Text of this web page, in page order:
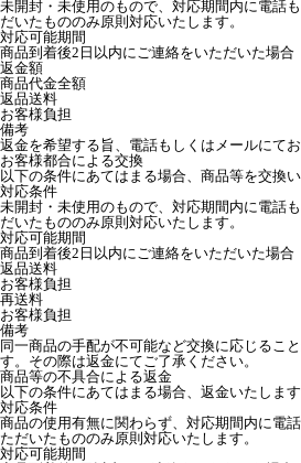
未開封・未使用のもので、対応期間内に電話
だいたもののみ原則対応いたします。
対応可能期間
商品到着後2日以内にご連絡をいただいた場合
返金額
商品代金全額
返品送料
お客様負担
備考
返金を希望する旨、電話もしくはメールにてお
お客様都合による交換
以下の条件にあてはまる場合、商品等を交換い
対応条件
未開封・未使用のもので、対応期間内に電話
だいたもののみ原則対応いたします。
対応可能期間
商品到着後2日以内にご連絡をいただいた場合
返品送料
お客様負担
再送料
お客様負担
備考
同一商品の手配が不可能など交換に応じるこ
す。その際は返金にてご了承ください。
商品等の不具合による返金
以下の条件にあてはまる場合、返金いたします
対応条件
商品の使用有無に関わらず、対応期間内に電
ただいたもののみ原則対応いたします。
対応可能期間